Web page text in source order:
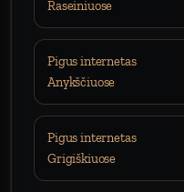
Raseiniuose
Pigus internetas
Anykščiuose
Pigus internetas
Grigiškiuose